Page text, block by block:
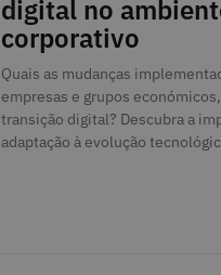
digital no
corporativo
Quais as mudanças
empresas e grupos
transição digital? Descubra a
adaptação à evolução